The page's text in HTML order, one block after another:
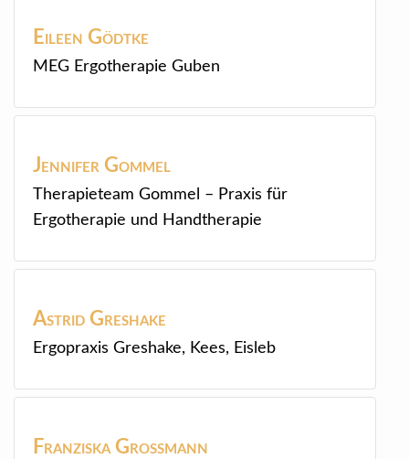
Eileen Gödtke
MEG Ergotherapie Guben
Jennifer Gommel
Therapieteam Gommel – Praxis für
Ergotherapie und Handtherapie
Astrid Greshake
Ergopraxis Greshake, Kees, Eisleb
Franziska Großmann